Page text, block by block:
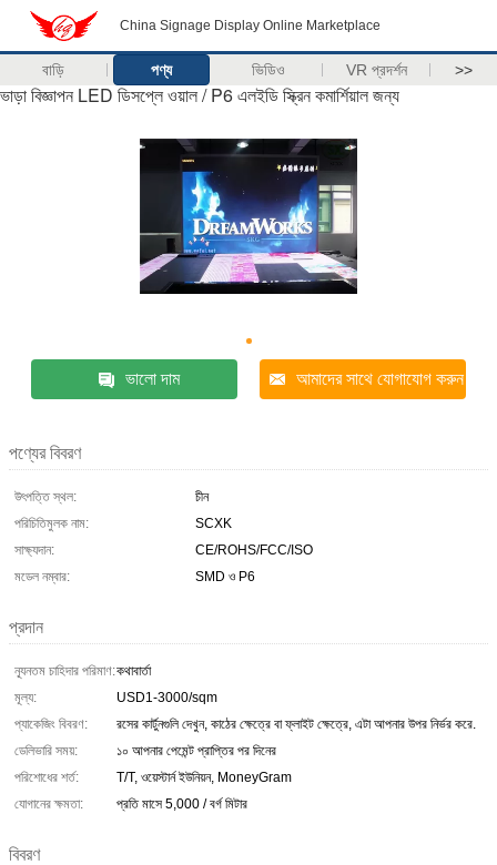
China Signage Display Online Marketplace
বাড়ি পণ্য ভিডিও VR প্রদর্শন >>
ভাড়া বিজ্ঞাপন LED ডিসপ্লে ওয়াল / P6 এলইডি স্ক্রিন কমার্শিয়াল জন্য
ভালো দাম আমাদের সাথে যোগাযোগ করুন
পণ্যের বিবরণ
উৎপত্তি স্থল:
চীন
পরিচিতিমুলক নাম:
SCXK
সাক্ষ্যদান:
CE/ROHS/FCC/ISO
মডেল নম্বার:
SMD ও P6
প্রদান
ন্যূনতম চাহিদার পরিমাণ:কথাবার্তা
মূল্য:
USD1-3000/sqm
প্যাকেজিং বিবরণ:
রসের কার্টুনগুলি দেখুন, কাঠের ক্ষেত্রে বা ফ্লাইট ক্ষেত্রে, এটা আপনার উপর নির্ভর করে.
ডেলিভারি সময়:
১০ আপনার পেমেন্ট প্রাপ্তির পর দিনের
পরিশোধের শর্ত:
T/T, ওয়েস্টার্ন ইউনিয়ন, MoneyGram
যোগানের ক্ষমতা:
প্রতি মাসে 5,000 / বর্গ মিটার
বিবরণ